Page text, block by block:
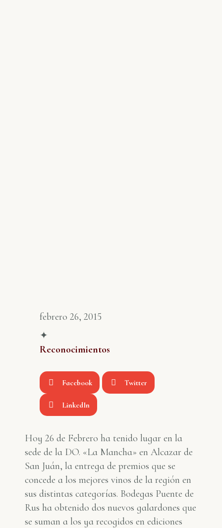
febrero 26, 2015
✦
Reconocimientos
Facebook Twitter
LinkedIn
Hoy 26 de Febrero ha tenido lugar en la
sede de la DO. «La Mancha» en Alcazar de
San Juán, la entrega de premios que se
concede a los mejores vinos de la región en
sus distintas categorías. Bodegas Puente de
Rus ha obtenido dos nuevos galardones que
se suman a los ya recogidos en ediciones